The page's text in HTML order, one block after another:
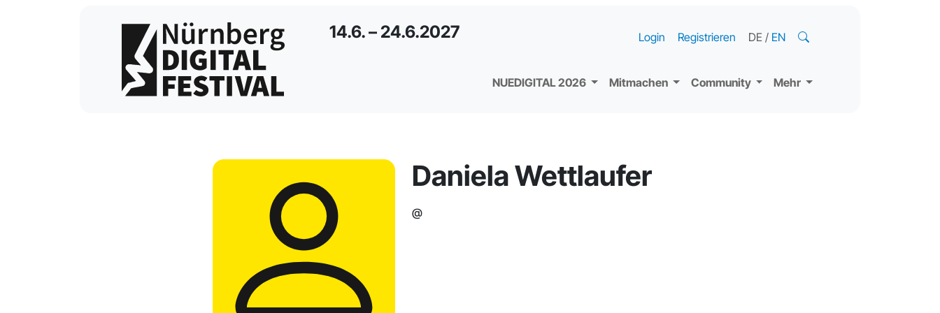
14.6. – 24.6.2027
NUEDIGITAL 2026 Mitmachen Community Mehr
Login Registrieren DE / EN
Daniela Wettlaufer
@